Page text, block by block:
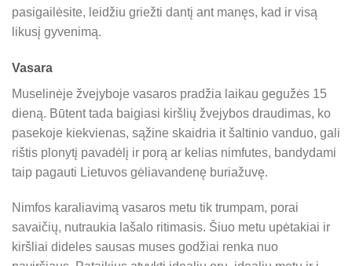
pasigailėsite, leidžiu griežti dantį ant manęs, kad ir visą
likusį gyvenimą.
Vasara
Muselinėje žvejyboje vasaros pradžia laikau gegužės 15
dieną. Būtent tada baigiasi kiršlių žvejybos draudimas, ko
pasekoje kiekvienas, sąžine skaidria it šaltinio vanduo, gali
rištis plonytį pavadėlį ir porą ar kelias nimfutes, bandydami
taip pagauti Lietuvos gėliavandenę buriažuvę.
Nimfos karaliavimą vasaros metu tik trumpam, porai
savaičių, nutraukia lašalo ritimasis. Šiuo metu upėtakiai ir
kiršliai dideles sausas muses godžiai renka nuo